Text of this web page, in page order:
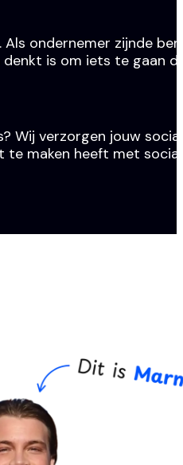
Als ondernemer zijnde
is om iets te gaan
Wij verzorgen jouw
te maken heeft met